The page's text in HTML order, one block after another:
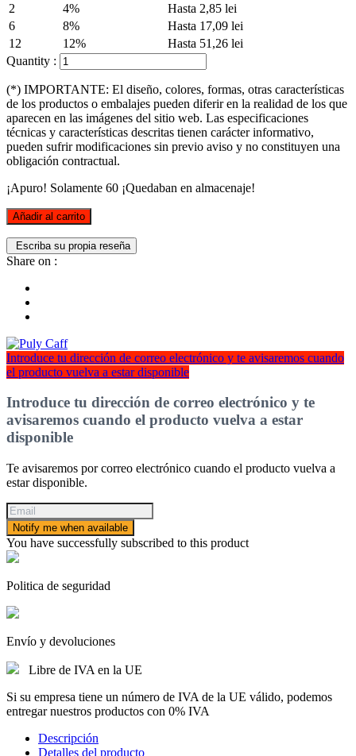
2
4%
Hasta 2,85 lei
6
8%
Hasta 17,09 lei
12
12%
Hasta 51,26 lei
Quantity :
(*) IMPORTANTE: El diseño, colores, formas, otras características
de los productos o embalajes pueden diferir en la realidad de los que
aparecen en las imágenes del sitio web. Las especificaciones
técnicas y características descritas tienen carácter informativo,
pueden sufrir modificaciones sin previo aviso y no constituyen una
obligación contractual.
¡Apuro! Solamente 60 ¡Quedaban en almacenaje!
Añadir al carrito
Escriba su propia reseña
Share on :
Introduce tu dirección de correo electrónico y te avisaremos cuando
el producto vuelva a estar disponible
Introduce tu dirección de correo electrónico y te
avisaremos cuando el producto vuelva a estar
disponible
Te avisaremos por correo electrónico cuando el producto vuelva a
estar disponible.
Notify me when available
You have successfully subscribed to this product
Politica de seguridad
Envío y devoluciones
Libre de IVA en la UE
Si su empresa tiene un número de IVA de la UE válido, podemos
entregar nuestros productos con 0% IVA
Descripción
Detalles del producto